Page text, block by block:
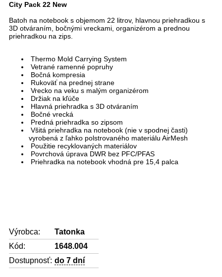
City Pack 22 New
Batoh na notebook s objemom 22 litrov, hlavnou priehradkou s
3D otváraním, bočnými vreckami, organizérom a prednou
priehradkou na zips.
Thermo Mold Carrying System
Vetrané ramenné popruhy
Bočná kompresia
Rukoväť na prednej strane
Vrecko na veku s malým organizérom
Držiak na kľúče
Hlavná priehradka s 3D otváraním
Bočné vrecká
Predná priehradka so zipsom
Všitá priehradka na notebook (nie v spodnej časti)
vyrobená z ľahko polstrovaného materiálu AirMesh
Použitie recyklovaných materiálov
Povrchová úprava DWR bez PFC/PFAS
Priehradka na notebook vhodná pre 15,4 palca
Výrobca:
Tatonka
Kód:
1648.004
Dostupnosť: do 7 dní